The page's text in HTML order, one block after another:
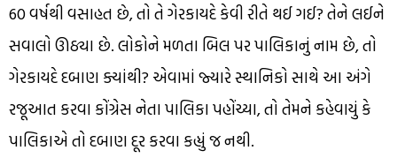
60 વર્ષથી વસાહત છે, તો તે ગેરકાયદે કેવી રીતે થઈ ગઈ? તેને લઈને
સવાલો ઊઠ્યા છે. લોકોને મળતા બિલ પર પાલિકાનું નામ છે, તો
ગેરકાયદે દબાણ ક્યાંથી? એવામાં જ્યારે સ્થાનિકો સાથે આ અંગે
રજૂઆત કરવા કોંગ્રેસ નેતા પાલિકા પહોંચ્યા, તો તેમને કહેવાયું કે
પાલિકાએ તો દબાણ દૂર કરવા કહ્યું જ નથી.